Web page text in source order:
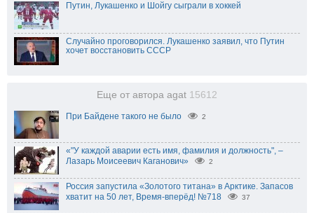
Путин, Лукашенко и Шойгу сыграли в хоккей
Случайно проговорился. Лукашенко заявил, что Путин
хочет восстановить СССР
Еще от автора agat 15612
При Байдене такого не было 2
«"У каждой аварии есть имя, фамилия и должность", –
Лазарь Моисеевич Каганович»
2
Россия запустила «Золотого титана» в Арктике. Запасов
хватит на 50 лет, Время-вперёд! №718
37